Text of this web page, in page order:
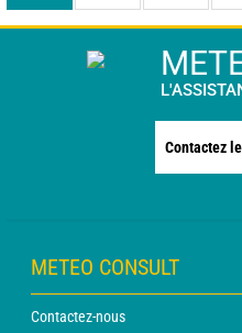
Contactez
METEO CONSULT
Contactez-nous